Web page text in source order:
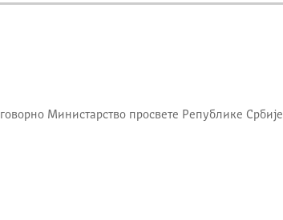
Министарство просвете Републике Србије